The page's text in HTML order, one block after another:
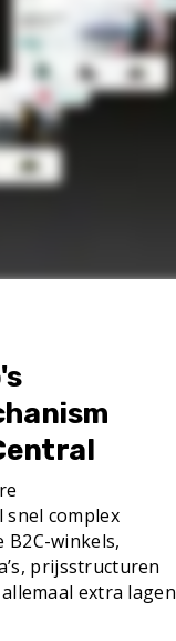
snel complex
winkels,
prijsstructuren
extra lagen